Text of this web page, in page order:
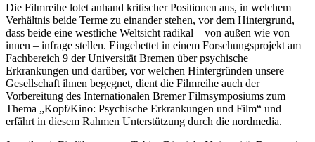
Die Filmreihe lotet anhand kritischer Positionen aus, in welchem
Verhältnis beide Terme zu einander stehen, vor dem Hintergrund,
dass beide eine westliche Weltsicht radikal – von außen wie von
innen – infrage stellen. Eingebettet in einem Forschungsprojekt am
Fachbereich 9 der Universität Bremen über psychische
Erkrankungen und darüber, vor welchen Hintergründen unsere
Gesellschaft ihnen begegnet, dient die Filmreihe auch der
Vorbereitung des Internationalen Bremer Filmsymposiums zum
Thema „Kopf/Kino: Psychische Erkrankungen und Film“ und
erfährt in diesem Rahmen Unterstützung durch die nordmedia.